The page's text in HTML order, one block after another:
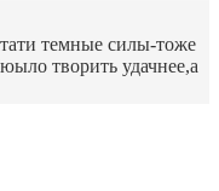
темные силы-тоже
творить удачнее,а